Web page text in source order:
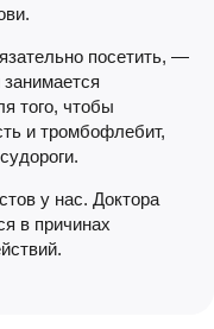
посетить, —
того, чтобы
и тромбофлебит,
у нас. Доктора
в причинах